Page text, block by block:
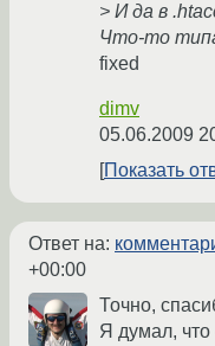
> И да в
Что-то
fixed
dimv
05.06.2009
Показать
Ответ на:
+00:00
Точно,
Я думал, что